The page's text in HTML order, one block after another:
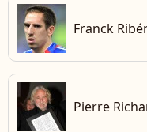
Franck
Pierre